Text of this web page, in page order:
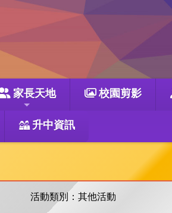
家長天地 校園剪影
升中資訊
活動類別：其他活動